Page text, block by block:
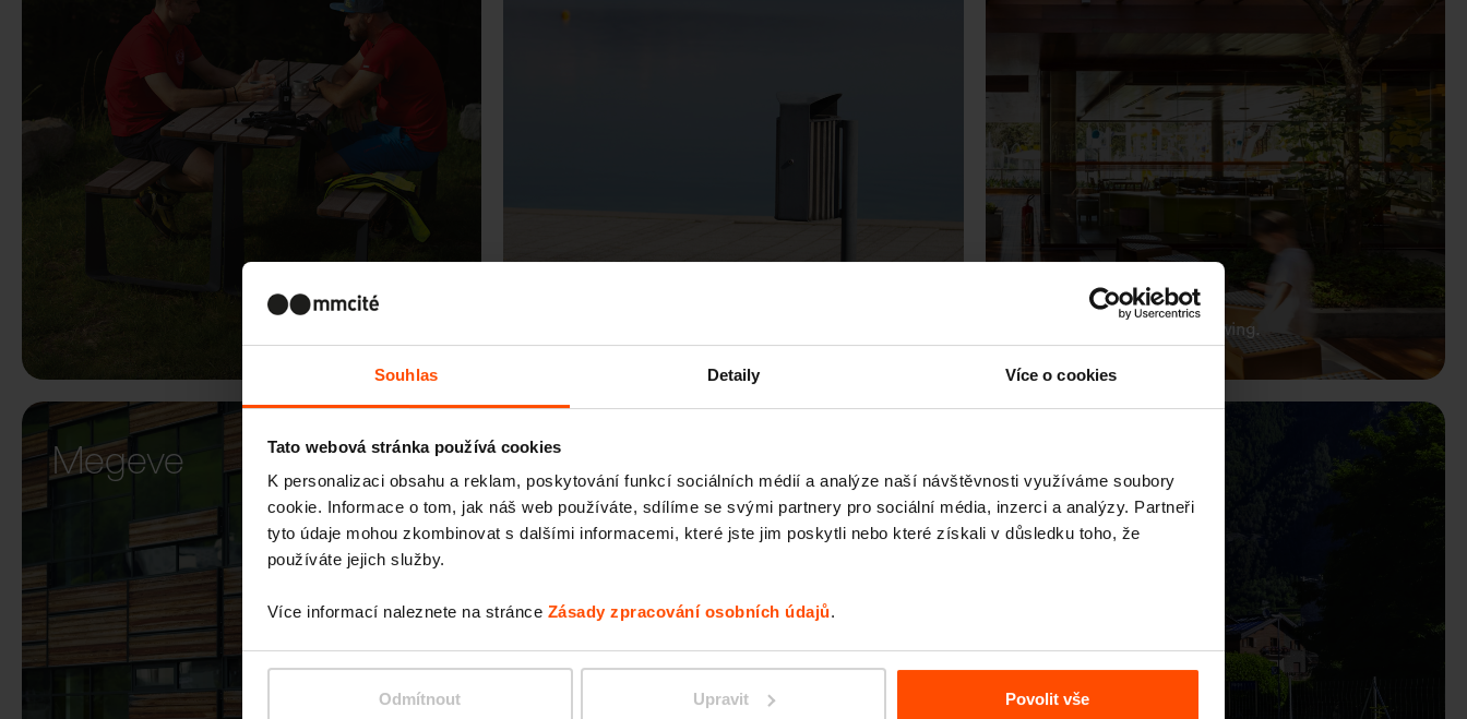
Souhlas Detaily Více o cookies
Tato webová stránka používá cookies
K personalizaci obsahu a reklam, poskytování funkcí sociálních médií a analýze naší návštěvnosti využíváme soubory
cookie. Informace o tom, jak náš web používáte, sdílíme se svými partnery pro sociální média, inzerci a analýzy. Partneři
tyto údaje mohou zkombinovat s dalšími informacemi, které jste jim poskytli nebo které získali v důsledku toho, že
používáte jejich služby.
Více informací naleznete na stránce Zásady zpracování osobních údajů.
Odmítnout Upravit Povolit vše
Public seating. Private viewing.
Megeve Mikołajki Morgex